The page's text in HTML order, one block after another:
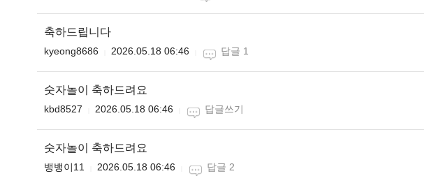
축하드립니다
kyeong8686 2026.05.18 06:46 답글 1
숫자놀이 축하드려요
kbd8527 2026.05.18 06:46 답글쓰기
숫자놀이 축하드려요
뱅뱅이11 2026.05.18 06:46 답글 2